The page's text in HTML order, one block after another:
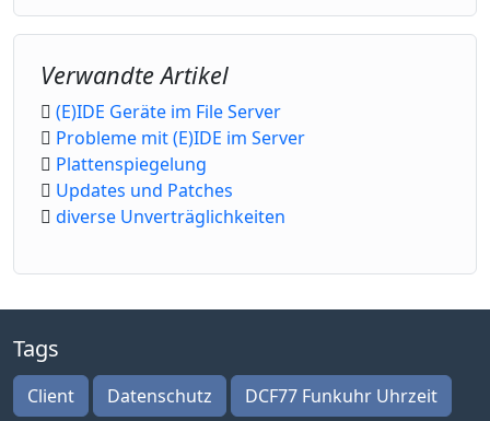
Verwandte Artikel
(E)IDE Geräte im File Server
Probleme mit (E)IDE im Server
Plattenspiegelung
Updates und Patches
diverse Unverträglichkeiten
Tags
Client Datenschutz DCF77 Funkuhr Uhrzeit